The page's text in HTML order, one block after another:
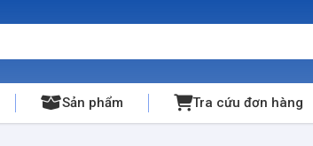
Sản phẩm Tra cứu đơn hàng